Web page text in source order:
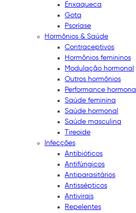
Enxaqueca
Gota
Psoríase
Hormônios & Saúde
Contraceptivos
Hormônios femininos
Modulação hormonal
Outros hormônios
Performance hormonal
Saúde feminina
Saúde hormonal
Saúde masculina
Tireoide
Infecções
Antibióticos
Antifúngicos
Antiparasitários
Antissépticos
Antivirais
Repelentes